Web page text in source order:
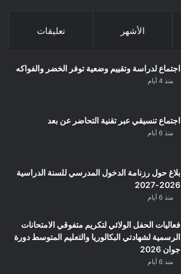
الأشهر تعليقات
اجتماع لدراسة وتقييم وضعية توفر الخضر والفواكه
منذ 4 أيام
اجتماع تنسيقي عبر تقنية التحاضر عن بعد
منذ 6 أيام
بلاغ حول رزنامة الدخول المدرسي للسنة الدراسية
2026-2027
منذ 6 أيام
فعاليات الحفل الولائي لتكريم متفوقي الامتحانات
الرسمية لشهادتي البكالوريا والتعليم المتوسط دورة
جوان 2026
منذ 6 أيام